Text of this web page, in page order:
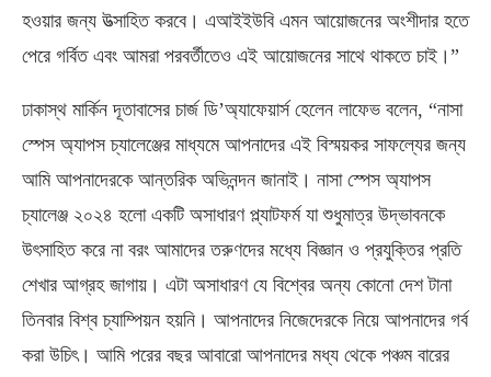
হওয়ার জন্য উত্সাহিত করবে। এআইইউবি এমন আয়োজনের অংশীদার হতে
পেরে গর্বিত এবং আমরা পরবর্তীতেও এই আয়োজনের সাথে থাকতে চাই।”
ঢাকাস্থ মার্কিন দূতাবাসের চার্জ ডি’অ্যাফেয়ার্স হেলেন লাফেভ বলেন, “নাসা
স্পেস অ্যাপস চ্যালেঞ্জের মাধ্যমে আপনাদের এই বিস্ময়কর সাফল্যের জন্য
আমি আপনাদেরকে আন্তরিক অভিনন্দন জানাই। নাসা স্পেস অ্যাপস
চ্যালেঞ্জ ২০২৪ হলো একটি অসাধারণ প্ল্যাটফর্ম যা শুধুমাত্র উদ্ভাবনকে
উৎসাহিত করে না বরং আমাদের তরুণদের মধ্যে বিজ্ঞান ও প্রযুক্তির প্রতি
শেখার আগ্রহ জাগায়। এটা অসাধারণ যে বিশ্বের অন্য কোনো দেশ টানা
তিনবার বিশ্ব চ্যাম্পিয়ন হয়নি। আপনাদের নিজেদেরকে নিয়ে আপনাদের গর্ব
করা উচিৎ। আমি পরের বছর আবারো আপনাদের মধ্য থেকে পঞ্চম বারের